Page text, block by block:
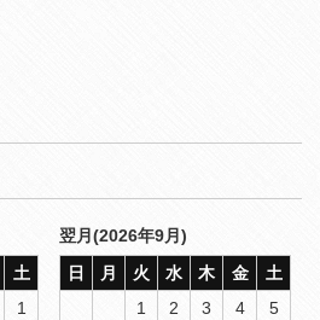
土
1
翌月(2026年9月)
日
月 火 水 木 金
土
1
2 3 4
5